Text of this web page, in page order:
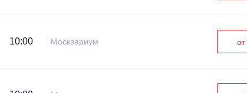
10:00 Москвариум от